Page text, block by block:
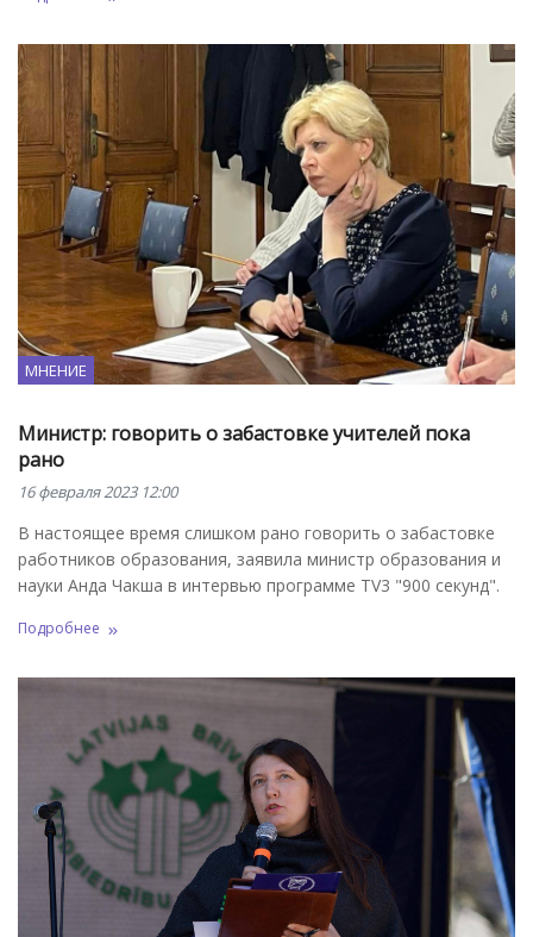
МНЕНИЕ
Министр: говорить о забастовке учителей пока
рано
16 февраля 2023 12:00
В настоящее время слишком рано говорить о забастовке
работников образования, заявила министр образования и
науки Анда Чакша в интервью программе TV3 "900 секунд".
Подробнее